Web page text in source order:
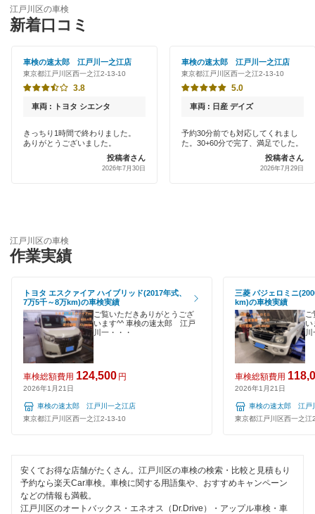
大田区
葛飾区
北区
江東区
渋谷区
墨田区
世田谷区
台東区
中央区
千代田区
豊島区
中野区
文京区
港区
特典あり
クレジットカードOK
土日祝OK
代車あり
EV車OK
1日車検
夜間受付
整備保証
1級整備士在籍
コンピューター診断
オートバックス
出光リテール車検
伊藤忠エネクス
コスモの車検
オートビークル車検
ヤジマ石油車検
出光興産「らくらく安心車検」
アクセル車検
ベアーズ車検
江戸川区の車検
新着口コミ
車検の速太郎 江戸川一之江店
東京都江戸川区西一之江2-13-10
3.8
車両 : トヨタ シエンタ
きっちり1時間で終わりました。
ありがとうございました。
投稿者さん
2026年7月30日
車検の速太郎 江戸川一之江店
東京都江戸川区西一之江2-13-10
5.0
車両 : 日産 デイズ
予約30分前でも対応してくれまし
た。30+60分で完了、満足でした。
投稿者さん
2026年7月29日
江戸川区の車検
作業実績
トヨタ エスクァイア ハイブリッド(2017年式、
7万5千～8万km)の車検実績
ご覧いただきありがとうござ
います^^ 車検の速太郎 江戸
川一・・・
車検総額費用 124,500 円
2026年1月21日
車検の速太郎 江戸川一之江店
東京都江戸川区西一之江2-13-10
三菱 パジェロミニ
km)の車検実績
ご
い
川
車検総額費用
2026年1月21日
車検の速太郎 江
東京都江戸川区西一之江
安くてお得な店舗がたくさん。江戸川区の車検の検索・比較と見積もり
予約なら楽天Car車検。車検に関する用語集や、おすすめキャンペーン
などの情報も満載。
江戸川区のオートバックス・エネオス（Dr.Drive）・アップル車検・車